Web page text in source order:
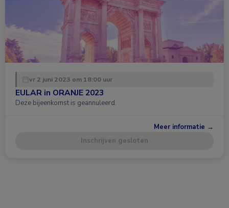
vr 2 juni 2023 om 18:00 uur
EULAR in ORANJE 2023
Deze bijeenkomst is geannuleerd.
Meer informatie →
Inschrijven gesloten